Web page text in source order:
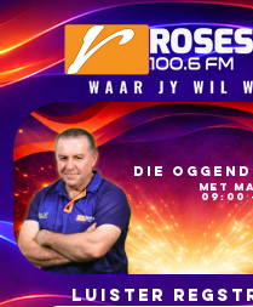
09:00
met
Die
Luister